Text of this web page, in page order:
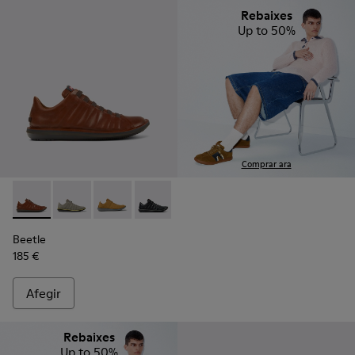
Beetle - 18751-049 - Sabates de pell marró per a home.
Beetle - 18751-109
Beetle - 18751-096
Beetle - 18751-048 - Sabates de pell
Beetle
185 €
Afegir
Rebaixes
Up to 50%
Comprar ara
Rebaixes